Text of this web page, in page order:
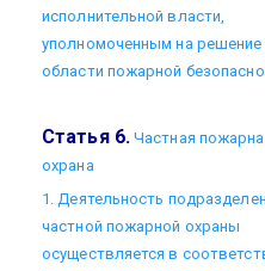
исполнительной власти,
уполномоченным на решение
области пожарной
Статья 6.Частная
охрана
1. Деятельность
частной пожарной охраны
осуществляется в